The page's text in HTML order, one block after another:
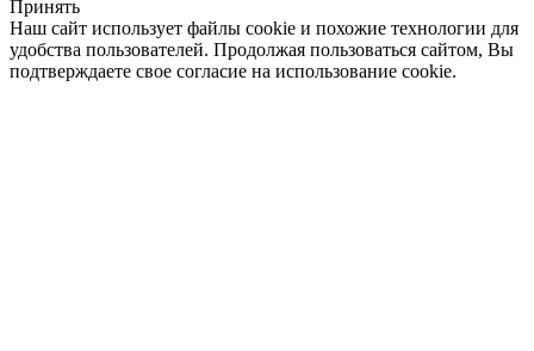
Принять
Наш сайт использует файлы cookie и похожие технологии для
удобства пользователей. Продолжая пользоваться сайтом, Вы
подтверждаете свое согласие на использование cookie.